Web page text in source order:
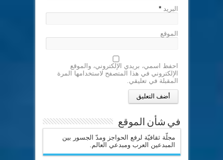
البريد *
الموقع
احفظ اسمي، بريدي الإلكتروني، والموقع
الإلكتروني في هذا المتصفح لاستخدامها المرة
المقبلة في تعليقي.
في شأن الموقع
مجلّة ثقافيّة لرفع الحواجز ومدّ الجسور بين
المبدعين العرب ومبدعي العالم.